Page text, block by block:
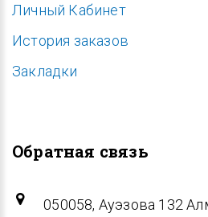
Личный Кабинет
История заказов
Закладки
Обратная связь
050058, Ауэзова 132